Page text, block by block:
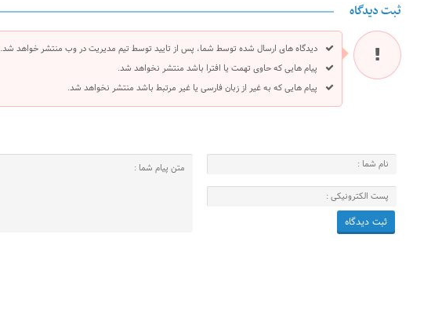
ثبت دیدگاه
دیدگاه های ارسال شده توسط شما، پس از تایید توسط تیم مدیریت در وب منتشر خواهد شد.
پیام هایی که حاوی تهمت یا افترا باشد منتشر نخواهد شد.
پیام هایی که به غیر از زبان فارسی یا غیر مرتبط باشد منتشر نخواهد شد.